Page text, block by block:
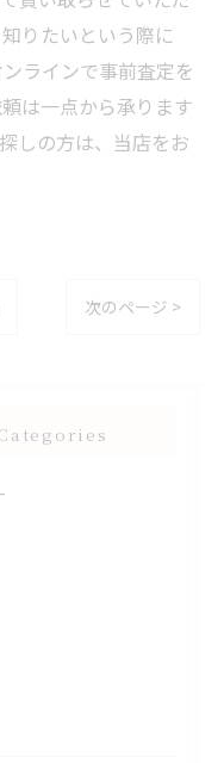
りたいという際に
ラインで事前査定を
は一点から承ります
しの方は、当店をお
次のページ >